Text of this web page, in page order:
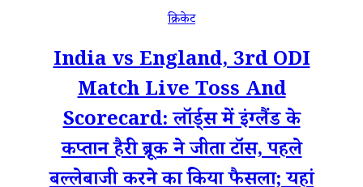
क्रिकेट
India vs England, 3rd ODI
Match Live Toss And
Scorecard: लॉर्ड्स में इंग्लैंड के
कप्तान हैरी ब्रूक ने जीता टॉस, पहले